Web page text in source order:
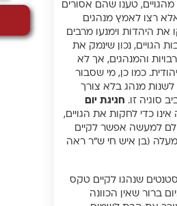
מהגויים, טענו שהם אסורים
רצו לאמץ מנהגים
את היהדות וימנעו מרבים
הגויים, נכון שינמק את
והמנהגים, אך לא
כמו כן, מי שסבור
לשנות מנהג בלא צורך
סוגיה זו. חגיגת יום
כדי לחקות את הגויים,
למעשה אפשר לקיים
(בן איש חי ש”ר ראה
שנהגו לקיים טקס
ברור שאין הכוונה